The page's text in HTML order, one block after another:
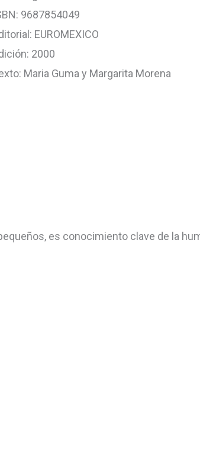
9687854049
EUROMEXICO
2000
Maria Guma y Margarita Morena
es conocimiento clave de la